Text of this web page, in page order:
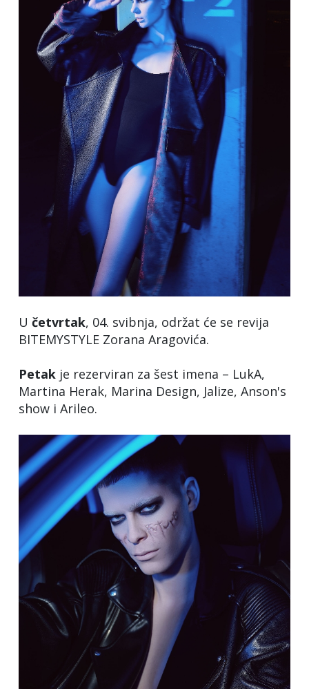
U četvrtak, 04. svibnja, održat će se revija
BITEMYSTYLE Zorana Aragovića.
Petak je rezerviran za šest imena – LukA,
Martina Herak, Marina Design, Jalize, Anson's
show i Arileo.